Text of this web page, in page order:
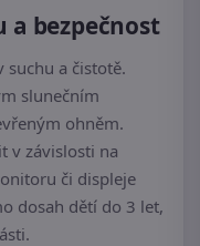
a bezpečnost
suchu a čistotě.
slunečním
ohněm.
v závislosti na
či displeje
dosah dětí do 3 let,